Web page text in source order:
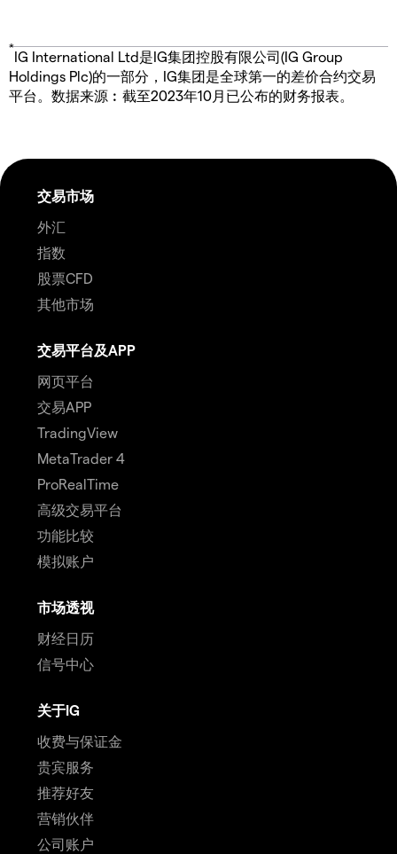
*
IG International Ltd是IG集团控股有限公司(IG Group
Holdings Plc)的一部分，IG集团是全球第一的差价合约交易
平台。数据来源︰截至2023年10月已公布的财务报表。
交易市场
外汇
指数
股票CFD
其他市场
交易平台及APP
网页平台
交易APP
TradingView
MetaTrader 4
ProRealTime
高级交易平台
功能比较
模拟账户
市场透视
财经日历
信号中心
关于IG
收费与保证金
贵宾服务
推荐好友
营销伙伴
公司账户